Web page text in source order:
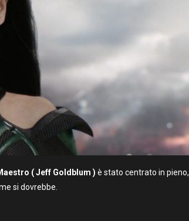
( Jeff Goldblum ) è stato centrato in pieno,
si dovrebbe.